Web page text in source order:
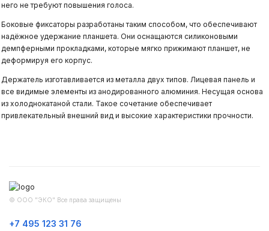
него не требуют повышения голоса.
Боковые фиксаторы разработаны таким способом, что обеспечивают
надёжное удержание планшета. Они оснащаются силиконовыми
демпферными прокладками, которые мягко прижимают планшет, не
деформируя его корпус.
Держатель изготавливается из металла двух типов. Лицевая панель и
все видимые элементы из анодированного алюминия. Несущая основа
из холоднокатаной стали. Такое сочетание обеспечивает
привлекательный внешний вид и высокие характеристики прочности.
© ООО "ЭКО" Все права защищены
+7 495 123 31 76